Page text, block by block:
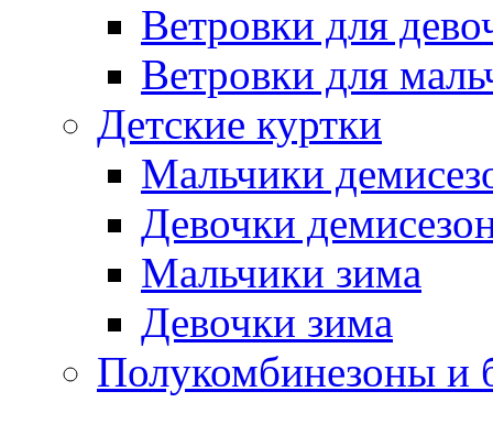
Ветровки для
Ветровки для
Детские куртки
Мальчики
Девочки
Мальчики зима
Девочки зима
Полукомбинезоны и